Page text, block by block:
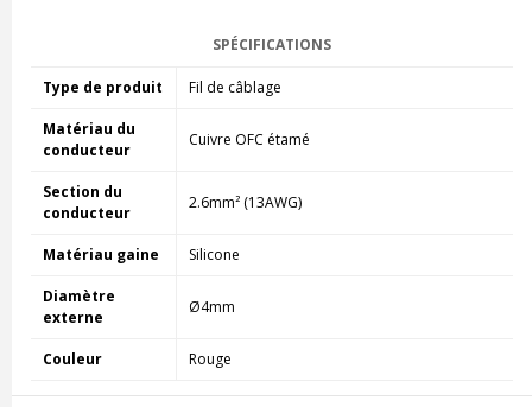
SPÉCIFICATIONS
Type de produit Fil de câblage
Matériau du
conducteur
Cuivre OFC étamé
Section du
conducteur
2.6mm² (13AWG)
Matériau gaine Silicone
Diamètre
externe
Ø4mm
Couleur Rouge